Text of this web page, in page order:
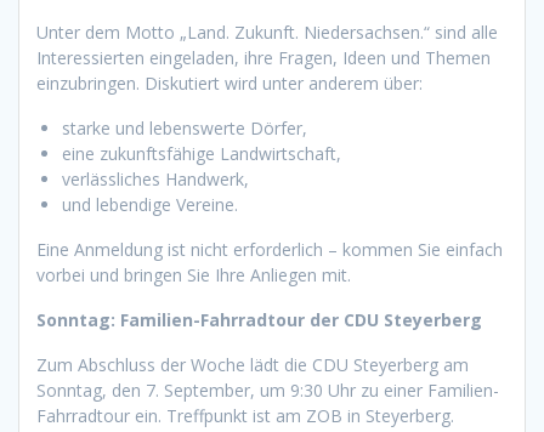
Unter dem Motto „Land. Zukunft. Niedersachsen.“ sind alle
Interessierten eingeladen, ihre Fragen, Ideen und Themen
einzubringen. Diskutiert wird unter anderem über:
starke und lebenswerte Dörfer,
eine zukunftsfähige Landwirtschaft,
verlässliches Handwerk,
und lebendige Vereine.
Eine Anmeldung ist nicht erforderlich – kommen Sie einfach
vorbei und bringen Sie Ihre Anliegen mit.
Sonntag: Familien-Fahrradtour der CDU Steyerberg
Zum Abschluss der Woche lädt die CDU Steyerberg am
Sonntag, den 7. September, um 9:30 Uhr zu einer Familien-
Fahrradtour ein. Treffpunkt ist am ZOB in Steyerberg.